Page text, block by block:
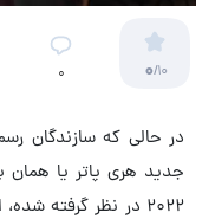
0/10 ۰
در حالی که سازندگان
جدید هری پاتر یا همان
۲۰۲۲ در نظر گرفته